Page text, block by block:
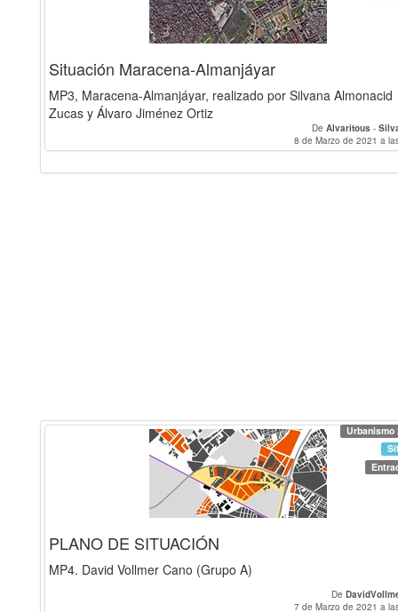
Situación Maracena-Almanjáyar
MP3, Maracena-Almanjáyar, realizado por Silvana Almonacid
Zucas y Álvaro Jiménez Ortiz
De Alvaritous -
8 de Marzo de 2021 a
Urbanismo
PLANO DE SITUACIÓN
MP4. David Vollmer Cano (Grupo A)
De
7 de Marzo de 2021 a